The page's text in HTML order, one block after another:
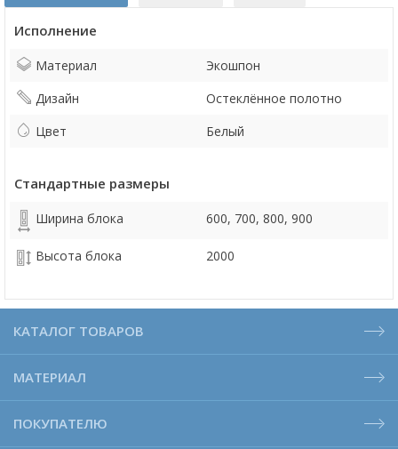
Исполнение
Материал
Экошпон
Дизайн
Остеклённое полотно
Цвет
Белый
Стандартные размеры
Ширина блока 600, 700, 800, 900
Высота блока 2000
КАТАЛОГ ТОВАРОВ
МАТЕРИАЛ
ПОКУПАТЕЛЮ